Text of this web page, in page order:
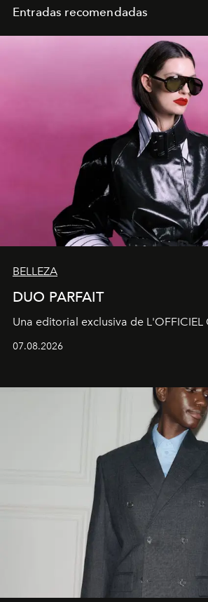
Entradas recomendadas
BELLEZA
DUO PARFAIT
Una editorial exclusiva de L'OFFICIEL
07.08.2026